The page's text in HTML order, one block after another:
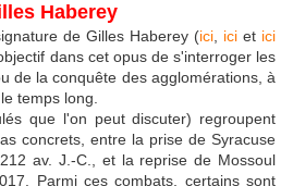
Haberey
de Gilles Haberey (ici ici et ici
dans cet opus de s'interroger les
de la conquête des agglomérations, à
temps long.
que l'on peut discuter) regroupent
concrets, entre la prise de Syracuse
av. J.-C., et la reprise de Mossoul
Parmi ces combats, certains sont